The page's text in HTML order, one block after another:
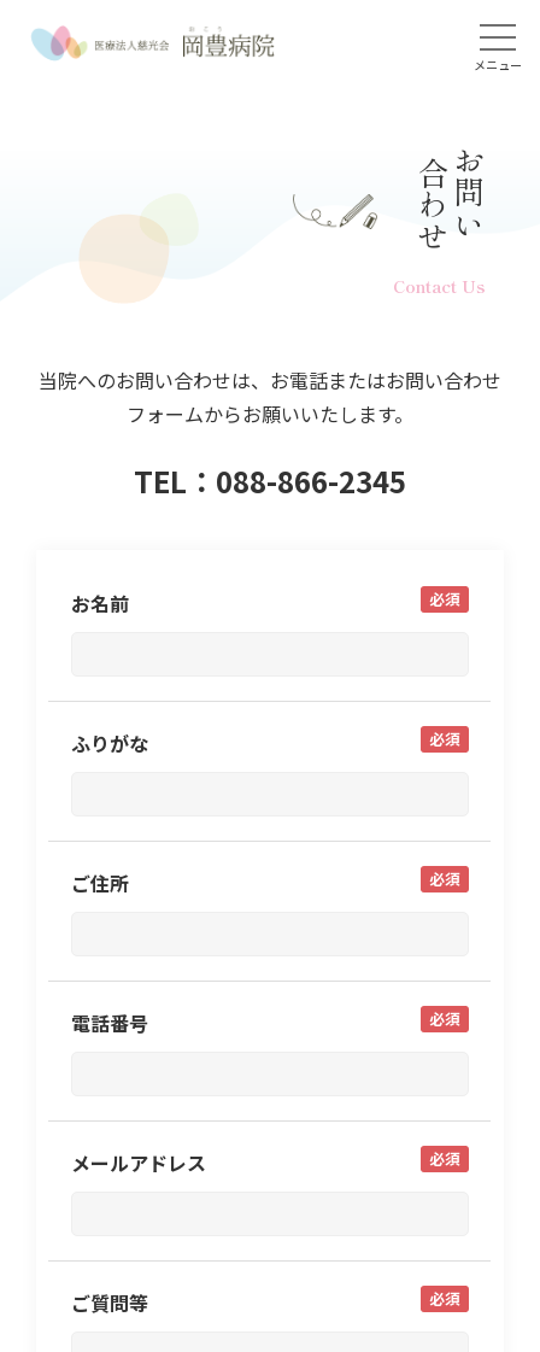
メニュー
お問い
合わせ
Contact Us
当院へのお問い合わせは、お電話またはお問い合わせ
フォームからお願いいたします。
TEL：088-866-2345
お名前 必須
ふりがな 必須
ご住所 必須
電話番号 必須
メールアドレス 必須
ご質問等 必須